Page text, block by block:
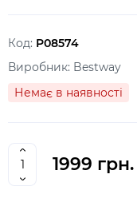
Код: P08574
Виробник: Bestway
Немає в наявності
1999 грн.